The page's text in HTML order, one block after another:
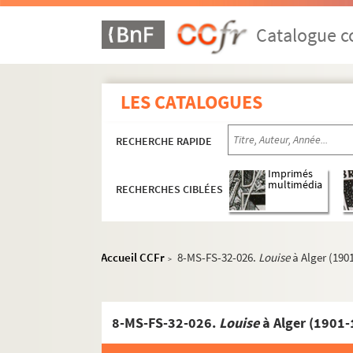
Catalogue
LES CATALOGUES
RECHERCHE RAPIDE
RECHERCHES CIBLÉES
Imprimés
multimédia
Accueil CCFr > 8-MS-FS-32-026. Louiseà Alger
8-MS-FS-32-026. Louiseà Alger (1901-
Oeuvres de Gustave Charpentier